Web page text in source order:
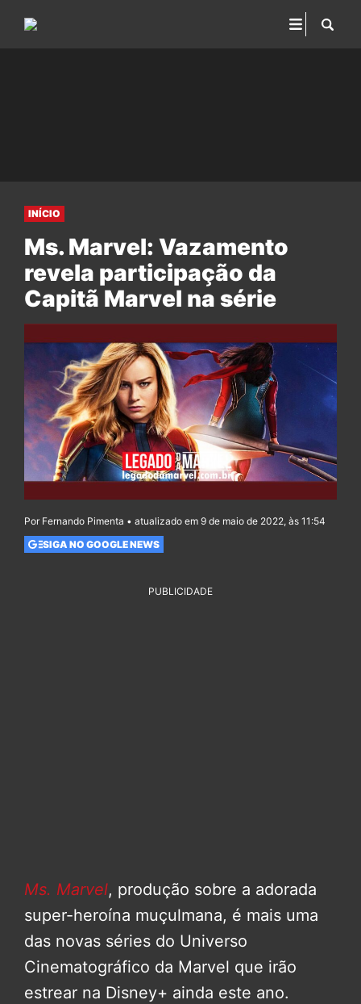
INÍCIO
Ms. Marvel: Vazamento
revela participação da
Capitã Marvel na série
Por Fernando Pimenta • atualizado em 9 de maio de 2022, às 11:54
SIGA NO GOOGLE NEWS
PUBLICIDADE
Ms. Marvel, produção sobre a adorada
super-heroína muçulmana, é mais uma
das novas séries do Universo
Cinematográfico da Marvel que irão
estrear na Disney+ ainda este ano.